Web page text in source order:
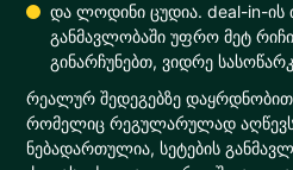
და ლოდინი ცუდია. deal-in-
განმავლობაში უფრო მეტ
გინარჩუნებთ, ვიდრე
რეალურ შედეგებზე
რომელიც რეგულარულად აღწევს
ნებადართულია, სეტების